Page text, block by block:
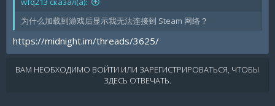
为什么加载到游戏后显示我无法连接到 Steam 网络？
https://midnight.im/threads/3625/
ВАМ НЕОБХОДИМО ВОЙТИ ИЛИ ЗАРЕГИСТРИРОВАТЬСЯ, ЧТОБЫ
ЗДЕСЬ ОТВЕЧАТЬ.